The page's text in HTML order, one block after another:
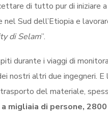
di tutto pur di iniziare
nel Sud dell’Etiopia e
di Selam”.
durante i viaggi di
nostri altri due ingegneri.
del materiale,
migliaia di persone, 2800